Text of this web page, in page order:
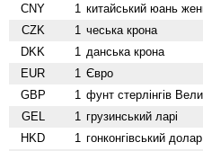
CNY 1 китайський юань
CZK 1 чеська крона
DKK 1 данська крона
EUR 1 Євро
GBP 1 фунт стерлінгів
GEL 1 грузинський ларі
HKD 1 гонконгівський долар